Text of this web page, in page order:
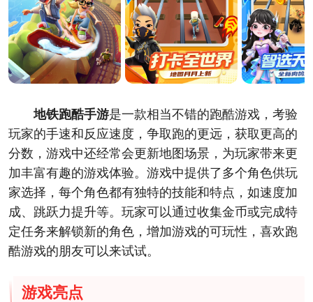
地铁跑酷手游是一款相当不错的跑酷游戏，考验
玩家的手速和反应速度，争取跑的更远，获取更高的
分数，游戏中还经常会更新地图场景，为玩家带来更
加丰富有趣的游戏体验。游戏中提供了多个角色供玩
家选择，每个角色都有独特的技能和特点，如速度加
成、跳跃力提升等。玩家可以通过收集金币或完成特
定任务来解锁新的角色，增加游戏的可玩性，喜欢跑
酷游戏的朋友可以来试试。
游戏亮点